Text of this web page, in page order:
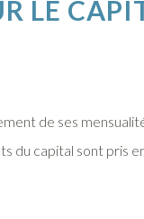
LE
de ses
du capital sont pris